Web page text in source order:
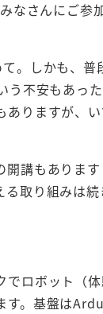
さんにご参加
。しかも、普
不安もあった
りますが、
講もありま
取り組みは続
でロボット（
す。基盤は